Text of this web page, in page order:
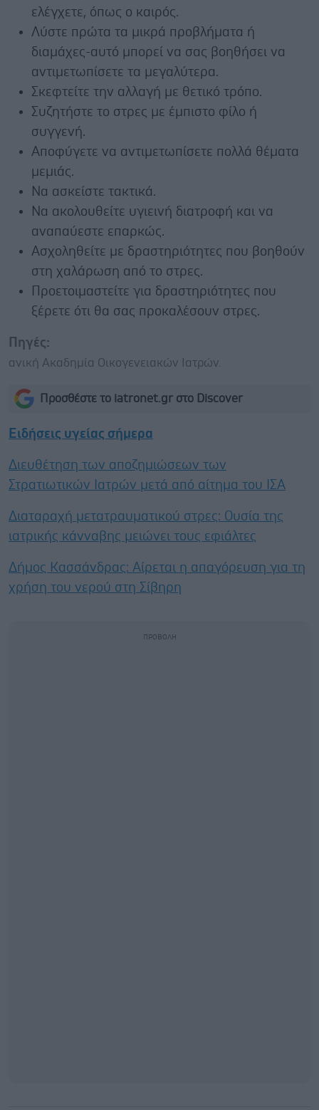
ελέγχετε, όπως ο καιρός.
Λύστε πρώτα τα μικρά προβλήματα ή
διαμάχες-αυτό μπορεί να σας βοηθήσει να
αντιμετωπίσετε τα μεγαλύτερα.
Σκεφτείτε την αλλαγή με θετικό τρόπο.
Συζητήστε το στρες με έμπιστο φίλο ή
συγγενή.
Αποφύγετε να αντιμετωπίσετε πολλά θέματα
μεμιάς.
Να ασκείστε τακτικά.
Να ακολουθείτε υγιεινή διατροφή και να
αναπαύεστε επαρκώς.
Ασχοληθείτε με δραστηριότητες που βοηθούν
στη χαλάρωση από το στρες.
Προετοιμαστείτε για δραστηριότητες που
ξέρετε ότι θα σας προκαλέσουν στρες.
Πηγές:
ανική Ακαδημία Οικογενειακών Ιατρών.
Προσθέστε το iatronet.gr στο Discover
Ειδήσεις υγείας σήμερα
Διευθέτηση των αποζημιώσεων των
Στρατιωτικών Ιατρών μετά από αίτημα του ΙΣΑ
Διαταραχή μετατραυματικού στρες: Ουσία της
ιατρικής κάνναβης μειώνει τους εφιάλτες
Δήμος Κασσάνδρας: Αίρεται η απαγόρευση για τη
χρήση του νερού στη Σίβηρη